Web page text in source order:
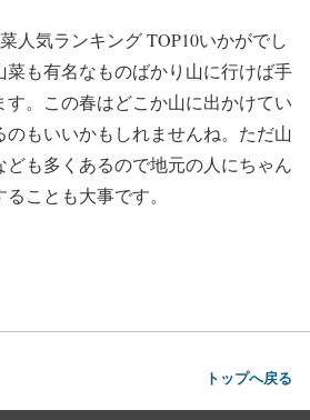
人気ランキング TOP10いかがでし
菜も有名なものばかり山に行けば手
。この春はどこか山に出かけてい
のもいいかもしれませんね。ただ山
も多くあるので地元の人にちゃん
ことも大事です。
トップへ戻る